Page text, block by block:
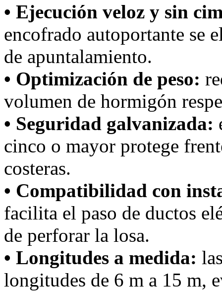
• Ejecución veloz y sin
encofrado autoportante se
de apuntalamiento.
• Optimización de peso:
volumen de hormigón
• Seguridad galvanizada:
cinco o mayor protege
costeras.
• Compatibilidad con
facilita el paso de ductos
de perforar la losa.
• Longitudes a medida:
longitudes de 6 m a 15 m,